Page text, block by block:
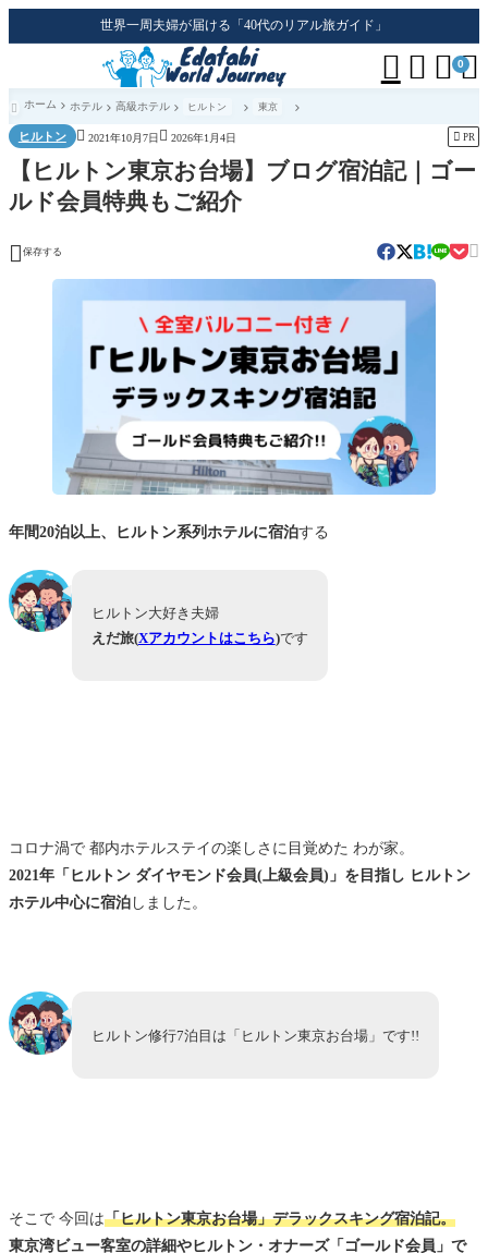
世界一周夫婦が届ける「40代のリアル旅ガイド」
   0
 ホーム ホテル 高級ホテル ヒルトン 東京
ヒルトン  2021年10月7日  2026年1月4日  PR
【ヒルトン東京お台場】ブログ宿泊記｜ゴー
ルド会員特典もご紹介
 保存する 
年間20泊以上、ヒルトン系列ホテルに宿泊する
ヒルトン大好き夫婦
えだ旅(Xアカウントはこちら)です
コロナ渦で 都内ホテルステイの楽しさに目覚めた わが家。
2021年「ヒルトン ダイヤモンド会員(上級会員)」を目指し ヒルトン
ホテル中心に宿泊しました。
ヒルトン修行7泊目は「ヒルトン東京お台場」です!!
そこで 今回は「ヒルトン東京お台場」デラックスキング宿泊記。
東京湾ビュー客室の詳細やヒルトン・オナーズ「ゴールド会員」で